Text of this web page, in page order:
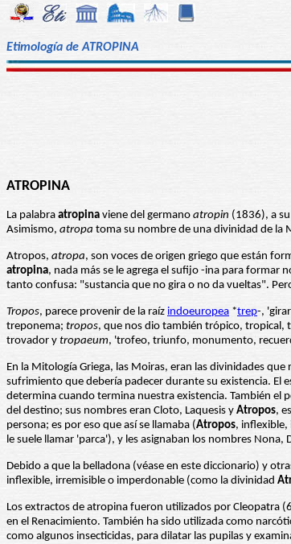
Etimología de ATROPINA
ATROPINA
La palabra atropina viene del germano atropin (1836), a
Asimismo, atropa toma su nombre de una divinidad de la
Atropos, atropa, son voces de origen griego que están
atropina, nada más se le agrega el sufijo -ina para formar
tanto confusa: "sustancia que no gira o no da vueltas".
Tropos, parece provenir de la raíz indoeuropea *trep-,
treponema; tropos, que nos dio también trópico, tropical,
trovador y tropaeum, 'trofeo, triunfo, monumento,
En la Mitología Griega, las Moiras, eran las divinidades
sufrimiento que debería padecer durante su existencia. El
determina cuando termina nuestra existencia. También el
del destino; sus nombres eran Cloto, Laquesis y Atropos,
persona; es por eso que así se llamaba (Atropos, inflexible,
le suele llamar 'parca'), y les asignaban los nombres
Debido a que la belladona (véase en este diccionario) y
inflexible, irremisible o imperdonable (como la divinidad
Los extractos de atropina fueron utilizados por Cleopatra
en el Renacimiento. También ha sido utilizada como
como algunos insecticidas, para dilatar las pupilas y